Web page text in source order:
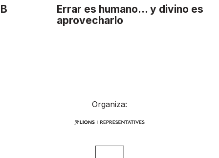
Errar es humano… y divino es
aprovecharlo
Organiza: